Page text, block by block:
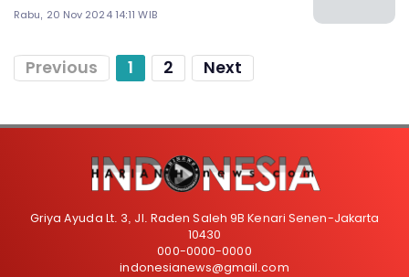
Rabu, 20 Nov 2024 14:11 WIB
Previous 1 2 Next
Griya Ayuda Lt. 3, Jl. Raden Saleh 9B Kenari Senen-Jakarta
10430
000-0000-0000
indonesianews@gmail.com